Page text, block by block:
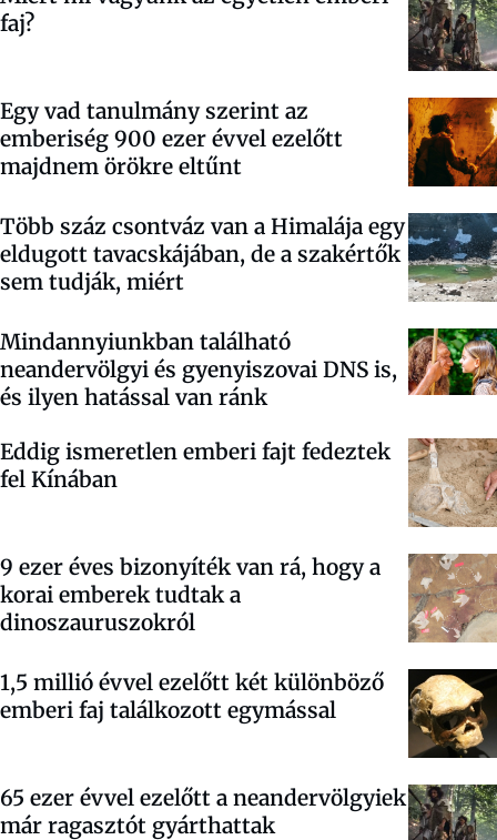
faj?
Egy vad tanulmány szerint az
emberiség 900 ezer évvel ezelőtt
majdnem örökre eltűnt
Több száz csontváz van a Himalája egy
eldugott tavacskájában, de a szakértők
sem tudják, miért
Mindannyiunkban található
neandervölgyi és gyenyiszovai DNS is,
és ilyen hatással van ránk
Eddig ismeretlen emberi fajt fedeztek
fel Kínában
9 ezer éves bizonyíték van rá, hogy a
korai emberek tudtak a
dinoszauruszokról
1,5 millió évvel ezelőtt két különböző
emberi faj találkozott egymással
65 ezer évvel ezelőtt a neandervölgyiek
már ragasztót gyárthattak